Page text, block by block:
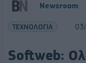
Newsroom
ΤΕΧΝΟΛΟΓΙΑ
Softweb: